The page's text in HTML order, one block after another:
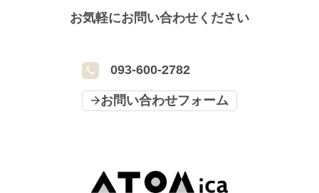
お気軽にお問い合わせください
093-600-2782
お問い合わせフォーム